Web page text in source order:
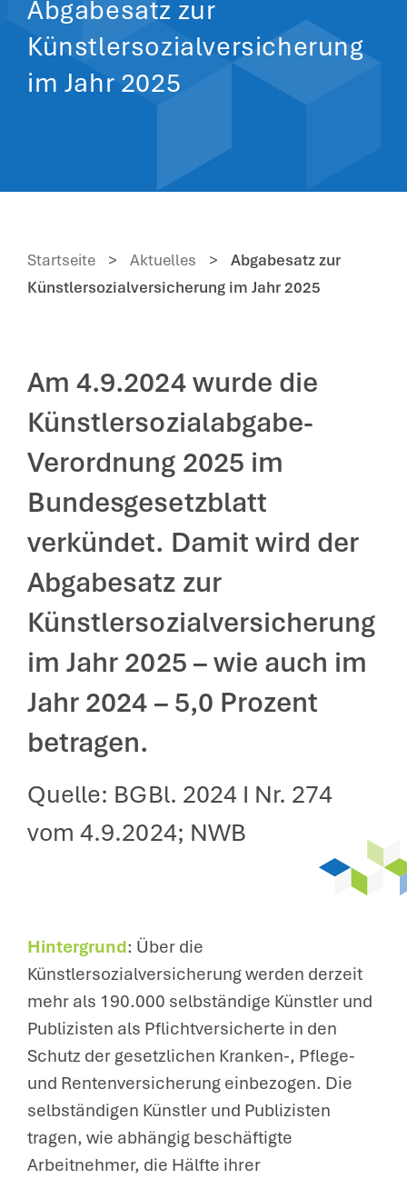
Abgabesatz zur
Künstlersozialversicherung
im Jahr 2025
Startseite > Aktuelles >
Abgabesatz zur
Künstlersozialversicherung im Jahr 2025
Am 4.9.2024 wurde die
Künstlersozialabgabe-
Verordnung 2025 im
Bundesgesetzblatt
verkündet. Damit wird der
Abgabesatz zur
Künstlersozialversicherung
im Jahr 2025 – wie auch im
Jahr 2024 – 5,0 Prozent
betragen.
Quelle: BGBl. 2024 I Nr. 274
vom 4.9.2024; NWB
Hintergrund: Über die
Künstlersozialversicherung werden derzeit
mehr als 190.000 selbständige Künstler und
Publizisten als Pflichtversicherte in den
Schutz der gesetzlichen Kranken-, Pflege-
und Rentenversicherung einbezogen. Die
selbständigen Künstler und Publizisten
tragen, wie abhängig beschäftigte
Arbeitnehmer, die Hälfte ihrer